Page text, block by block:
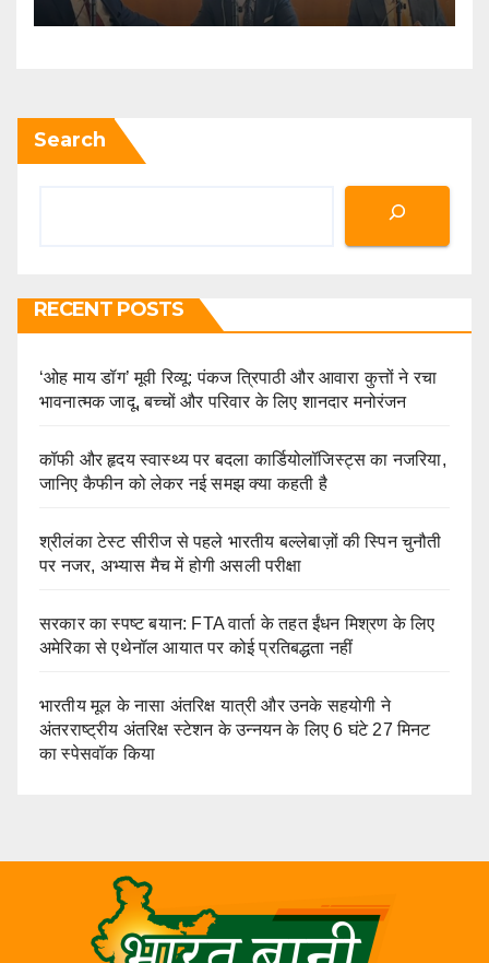
Search
RECENT POSTS
‘ओह माय डॉग’ मूवी रिव्यू: पंकज त्रिपाठी और आवारा कुत्तों ने रचा
भावनात्मक जादू, बच्चों और परिवार के लिए शानदार मनोरंजन
कॉफी और हृदय स्वास्थ्य पर बदला कार्डियोलॉजिस्ट्स का नजरिया,
जानिए कैफीन को लेकर नई समझ क्या कहती है
श्रीलंका टेस्ट सीरीज से पहले भारतीय बल्लेबाज़ों की स्पिन चुनौती
पर नजर, अभ्यास मैच में होगी असली परीक्षा
सरकार का स्पष्ट बयान: FTA वार्ता के तहत ईंधन मिश्रण के लिए
अमेरिका से एथेनॉल आयात पर कोई प्रतिबद्धता नहीं
भारतीय मूल के नासा अंतरिक्ष यात्री और उनके सहयोगी ने
अंतरराष्ट्रीय अंतरिक्ष स्टेशन के उन्नयन के लिए 6 घंटे 27 मिनट
का स्पेसवॉक किया